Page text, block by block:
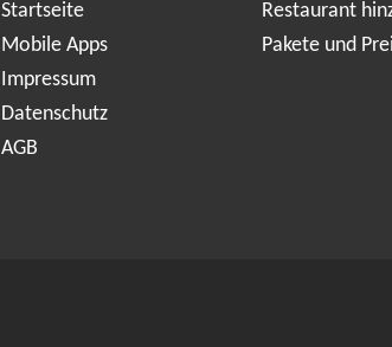
Startseite
Mobile Apps
Impressum
Datenschutz
AGB
Restaurant
Pakete und